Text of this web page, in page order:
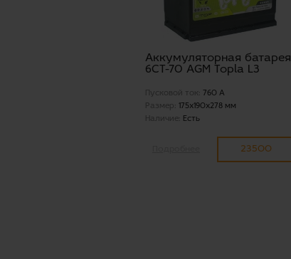
Аккумуляторная батарея
6СТ-70 AGM Topla L3
Пусковой ток: 760 А
Размер: 175x190x278 мм
Наличие:
Есть
23500